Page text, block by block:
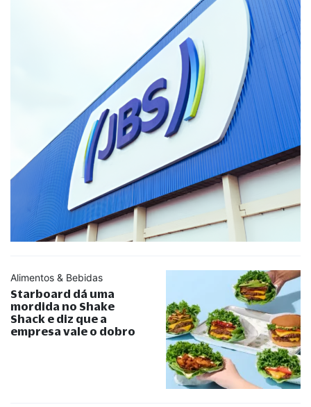
Alimentos & Bebidas
Starboard dá uma
mordida no Shake
Shack e diz que a
empresa vale o dobro